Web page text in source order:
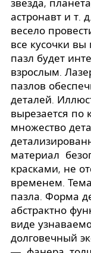
звезда,
астронавт и т.
весело
все кусочки вы
пазл будет
взрослым.
пазлов
деталей.
вырезается по
множество
материал
красками, не
временем.
пазла. Форма
абстрактно
виде
долговечный